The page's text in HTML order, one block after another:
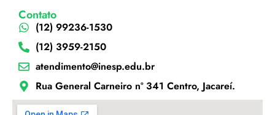
Contato
(12) 99236-1530
(12) 3959-2150
atendimento@inesp.edu.br
Rua General Carneiro nº 341 Centro, Jacareí.